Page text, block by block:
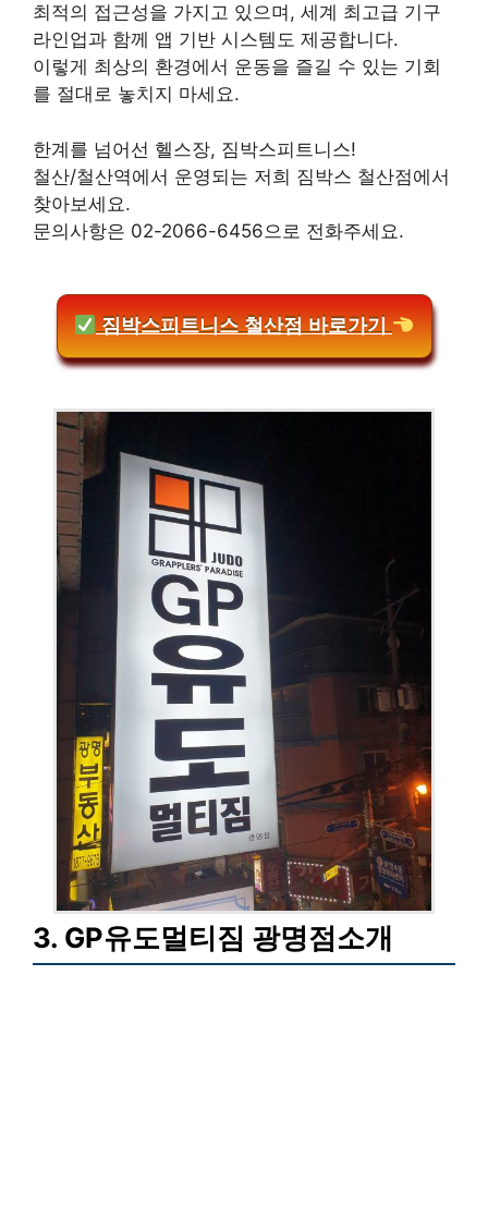
최적의 접근성을 가지고 있으며, 세계 최고급 기구
라인업과 함께 앱 기반 시스템도 제공합니다.
이렇게 최상의 환경에서 운동을 즐길 수 있는 기회
를 절대로 놓치지 마세요.
한계를 넘어선 헬스장, 짐박스피트니스!
철산/철산역에서 운영되는 저희 짐박스 철산점에서
찾아보세요.
문의사항은 02-2066-6456으로 전화주세요.
짐박스피트니스 철산점 바로가기
3. GP유도멀티짐 광명점소개